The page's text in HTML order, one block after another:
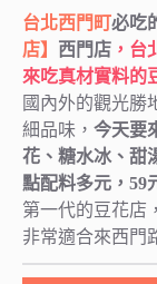
台北西門町必吃
店】 西門店 ，台
來吃真材實料的
國內外的觀光勝
細品味， 今天要
花、糖水冰、
點配料多元，59
第一代的豆花店
非常適合來西門